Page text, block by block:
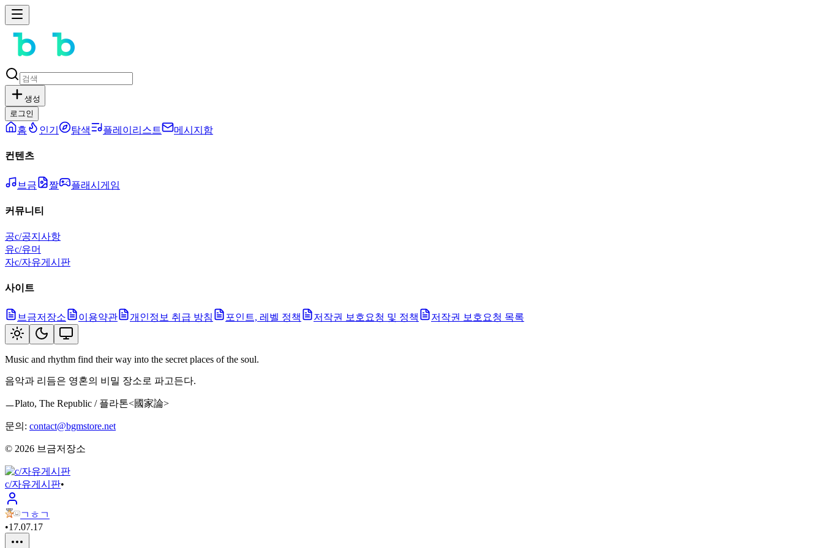
생성
로그인
홈 인기 탐색 플레이리스트 메시지함
컨텐츠
브금 짤 플래시게임
커뮤니티
공c/공지사항
유c/유머
자c/자유게시판
사이트
브금저장소 이용약관 개인정보 취급 방침 포인트, 레벨 정책 저작권 보호요청 및 정책 저작권 보호요청 목록
Music and rhythm find their way into the secret places of the soul.
음악과 리듬은 영혼의 비밀 장소로 파고든다.
ㅡPlato, The Republic / 플라톤<國家論>
문의: contact@bgmstore.net
© 2026 브금저장소
c/자유게시판•
ㄱㅎㄱ
•17.07.17